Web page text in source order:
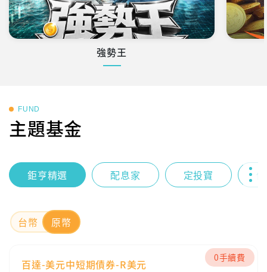
強勢王
FUND
主題基金
鉅亨精選 配息家 定投寶
台幣 原幣
百達-美元中短期債券-R美元 0手續費